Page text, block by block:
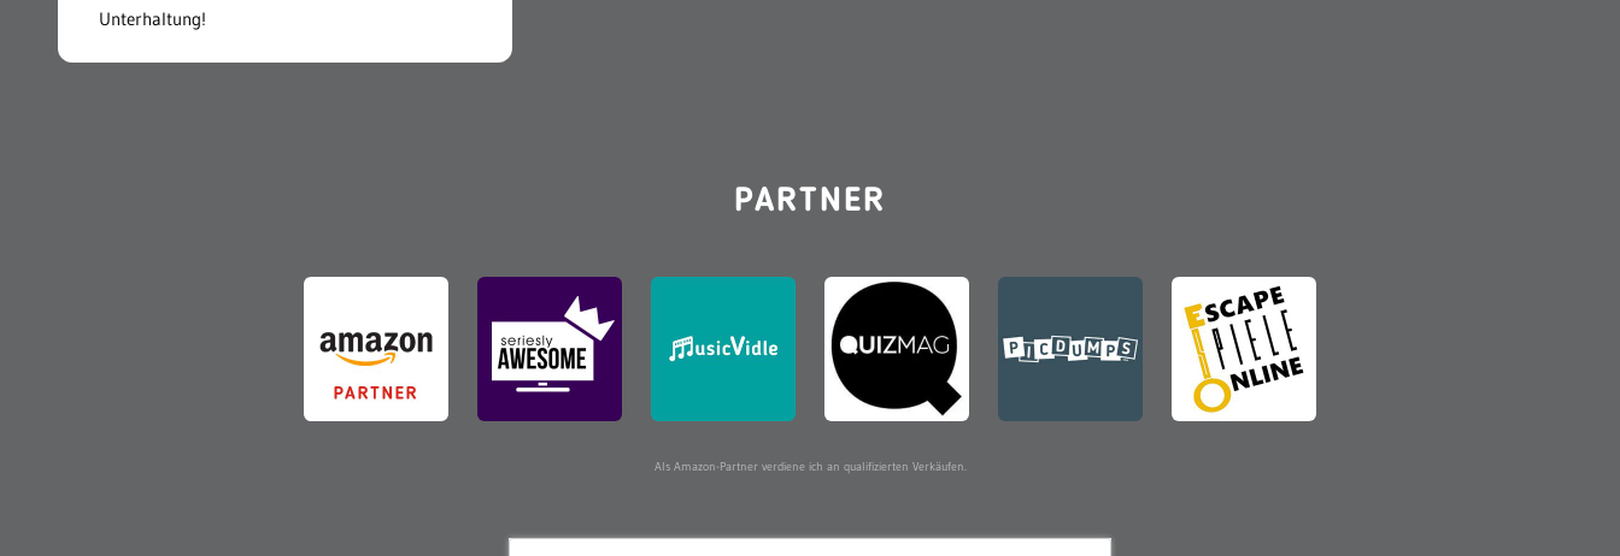
Unterhaltung!
PARTNER
Als Amazon-Partner verdiene ich an qualifizierten Verkäufen.